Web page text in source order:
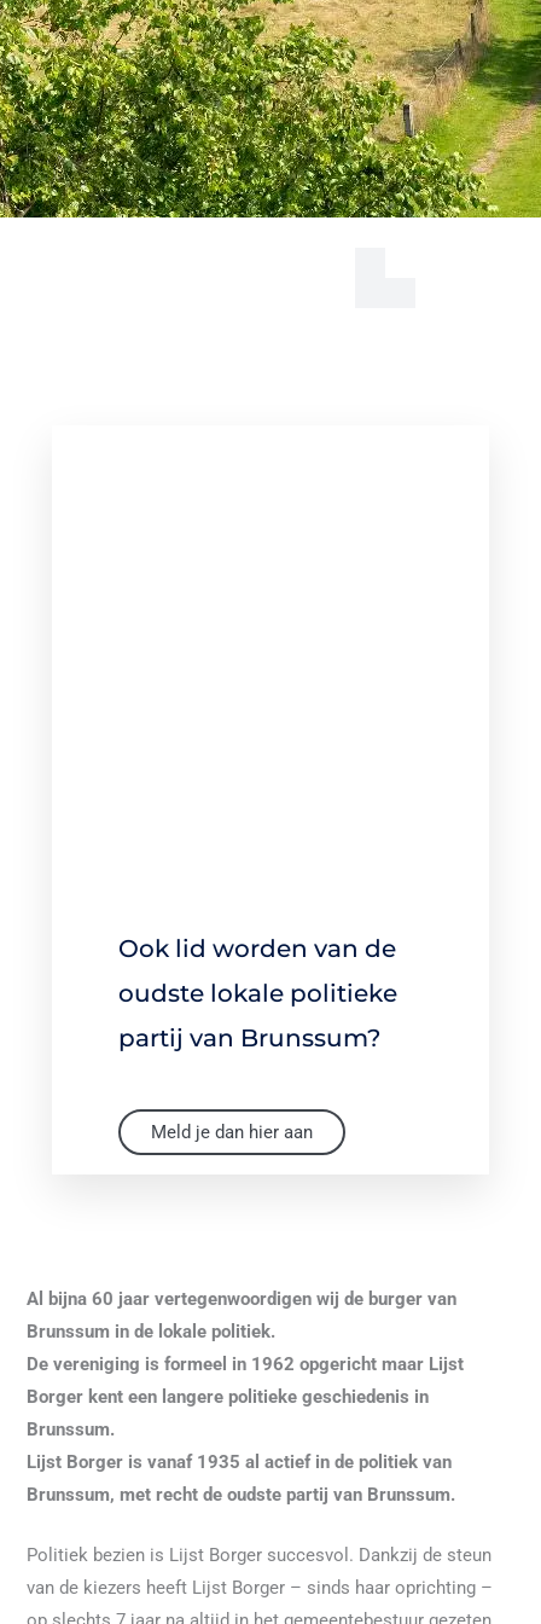
Al bijna 60 jaar vertegenwoordigen wij de burger van
Brunssum in de lokale politiek.
De vereniging is formeel in 1962 opgericht maar Lijst
Borger kent een langere politieke geschiedenis in
Brunssum.
Lijst Borger is vanaf 1935 al actief in de politiek van
Brunssum, met recht de oudste partij van Brunssum.
Politiek bezien is Lijst Borger succesvol. Dankzij de steun
van de kiezers heeft Lijst Borger – sinds haar oprichting –
Ook lid worden van de
oudste lokale politieke
partij van Brunssum?
Meld je dan hier aan